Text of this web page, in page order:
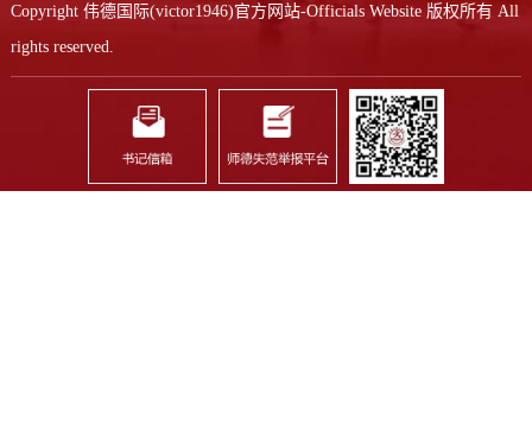
Copyright 伟德国际(victor1946)官方网站-Officials Website 版权所有 All
rights reserved.